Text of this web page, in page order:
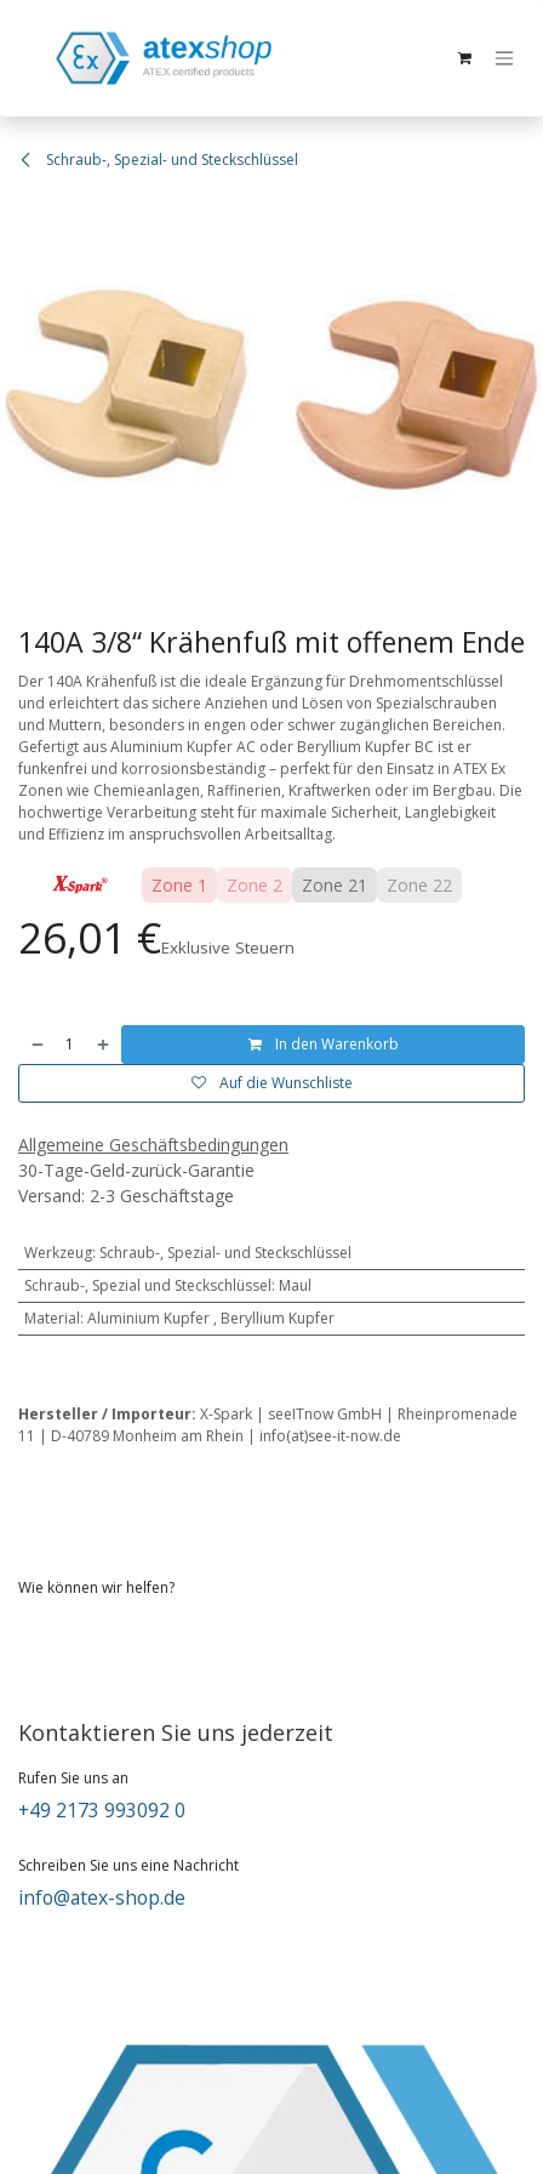
Schraub-, Spezial- und Steckschlüssel
140A 3/8“ Krähenfuß mit offenem Ende
Der 140A Krähenfuß ist die ideale Ergänzung für Drehmomentschlüssel
und erleichtert das sichere Anziehen und Lösen von Spezialschrauben
und Muttern, besonders in engen oder schwer zugänglichen Bereichen.
Gefertigt aus Aluminium Kupfer AC oder Beryllium Kupfer BC ist er
funkenfrei und korrosionsbeständig – perfekt für den Einsatz in ATEX Ex
Zonen wie Chemieanlagen, Raffinerien, Kraftwerken oder im Bergbau. Die
hochwertige Verarbeitung steht für maximale Sicherheit, Langlebigkeit
und Effizienz im anspruchsvollen Arbeitsalltag.
Zone 1 Zone 2 Zone 21 Zone 22
26,01 €Exklusive Steuern
In den Warenkorb
Auf die Wunschliste
Allgemeine Geschäftsbedingungen
30-Tage-Geld-zurück-Garantie
Versand: 2-3 Geschäftstage
Werkzeug: Schraub-, Spezial- und Steckschlüssel
Schraub-, Spezial und Steckschlüssel: Maul
Material: Aluminium Kupfer, Beryllium Kupfer
Hersteller / Importeur: X-Spark | seeITnow GmbH | Rheinpromenade
11 | D-40789 Monheim am Rhein | info(at)see-it-now.de
Wie können wir helfen?
Kontaktieren Sie uns jederzeit
Rufen Sie uns an
+49 2173 993092 0
Schreiben Sie uns eine Nachricht
info@atex-shop.de